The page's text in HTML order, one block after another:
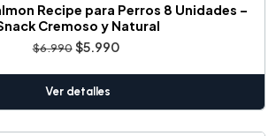
Recipe para Perros 8 Unidades –
Cremoso y Natural
$6.990 $5.990
Ver detalles